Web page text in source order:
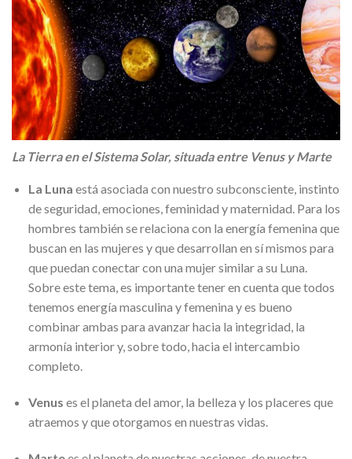
La Tierra en el Sistema Solar, situada entre Venus y Marte
La Luna está asociada con nuestro subconsciente, instinto
de seguridad, emociones, feminidad y maternidad. Para los
hombres también se relaciona con la energía femenina que
buscan en las mujeres y que desarrollan en sí mismos para
que puedan conectar con una mujer similar a su Luna.
Sobre este tema, es importante tener en cuenta que todos
tenemos energía masculina y femenina y es bueno
combinar ambas para avanzar hacia la integridad, la
armonía interior y, sobre todo, hacia el intercambio
completo.
Venus es el planeta del amor, la belleza y los placeres que
atraemos y que otorgamos en nuestras vidas.